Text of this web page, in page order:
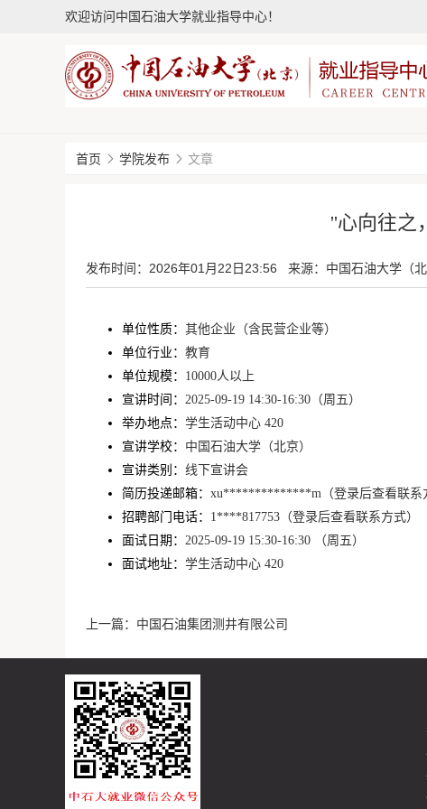
欢迎访问中国石油大学就业指导中心！
首页 学院发布 文章
''心向往之
发布时间： 2026年01月22日23:56 来源：中国石油大学（北
单位性质： 其他企业（含民营企业等）
单位行业： 教育
单位规模： 10000人以上
宣讲时间： 2025-09-19 14:30-16:30（周五）
举办地点： 学生活动中心 420
宣讲学校： 中国石油大学（北京）
宣讲类别： 线下宣讲会
简历投递邮箱： xu**************m（登录后查看联系
招聘部门电话： 1****817753（登录后查看联系方式）
面试日期： 2025-09-19 15:30-16:30
（周五）
面试地址： 学生活动中心 420
上一篇： 中国石油集团测井有限公司